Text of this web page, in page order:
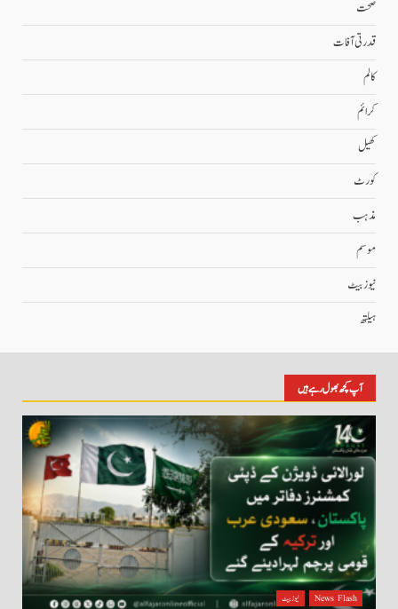
صحت
قدرتی آفات
کالم
کرائم
کھیل
کورٹ
مذہب
موسم
نیوز بیٹ
ہیلتھ
آپ کچھ بھول رہے ہیں
News Flash نیوز بیٹ